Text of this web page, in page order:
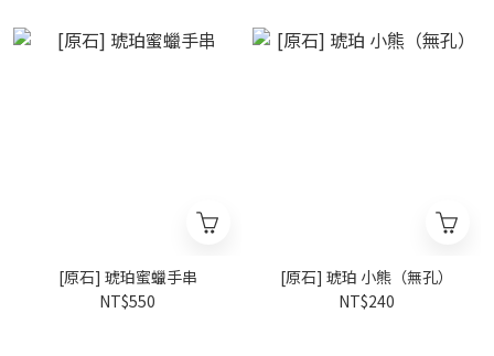
[原石] 琥珀蜜蠟手串
NT$550
[原石] 琥珀 小熊（無孔）
NT$240